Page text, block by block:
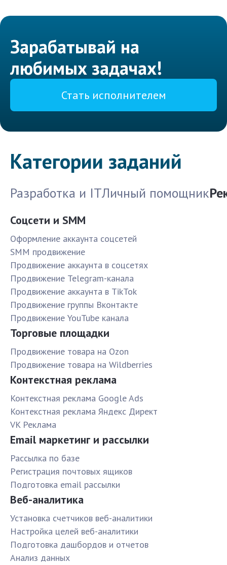
Зарабатывай на
любимых задачах!
Стать исполнителем
Категории заданий
Разработка и ITЛичный помощник
Соцсети и SMM
Оформление аккаунта соцсетей
SMM продвижение
Продвижение аккаунта в соцсетях
Продвижение Telegram-канала
Продвижение аккаунта в TikTok
Продвижение группы Вконтакте
Продвижение YouTube канала
Торговые площадки
Продвижение товара на Ozon
Продвижение товара на Wildberries
Контекстная реклама
Контекстная реклама Google Ads
Контекстная реклама Яндекс Директ
VK Реклама
Email маркетинг и рассылки
Рассылка по базе
Pегистрация почтовых ящиков
Подготовка email рассылки
Веб-аналитика
Установка счетчиков веб-аналитики
Настройка целей веб-аналитики
Подготовка дашбордов и отчетов
Анализ данных